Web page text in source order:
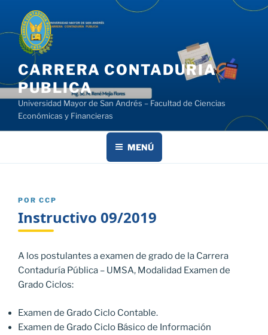
contenido
CARRERA CONTADURIA
PUBLICA
Universidad Mayor de San Andrés – Facultad de Ciencias
Económicas y Financieras
MENÚ
PUBLICADO
POR CCP
Instructivo 09/2019
A los postulantes a examen de grado de la Carrera
Contaduría Pública – UMSA, Modalidad Examen de
Grado Ciclos:
Examen de Grado Ciclo Contable.
Examen de Grado Ciclo Básico de Información